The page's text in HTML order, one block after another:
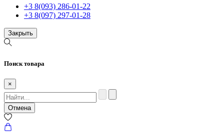
+3 8(093) 286-01-22
+3 8(097) 297-01-28
Закрыть
Поиск товара
×
Отмена